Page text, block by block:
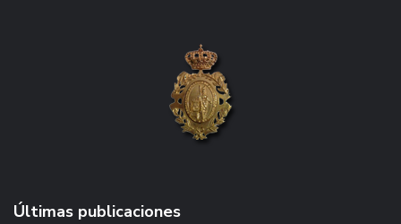
Últimas publicaciones